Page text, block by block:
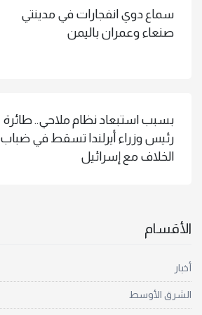
سماع دوي انفجارات في مدينتي
صنعاء وعمران باليمن
بسبب استبعاد نظام ملاحي.. طائرة
رئيس وزراء أيرلندا تسقط في ضباب
الخلاف مع إسرائيل
الأقسام
أخبار
الشرق الأوسط